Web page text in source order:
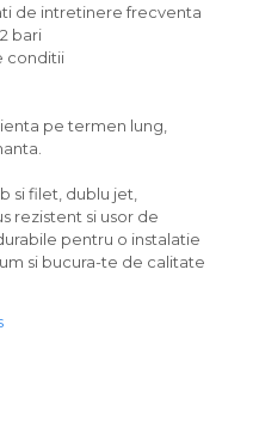
de intretinere frecventa
bari
conditii
pe termen lung,
si filet, dublu jet,
rezistent si usor de
pentru o instalatie
si bucura-te de calitate